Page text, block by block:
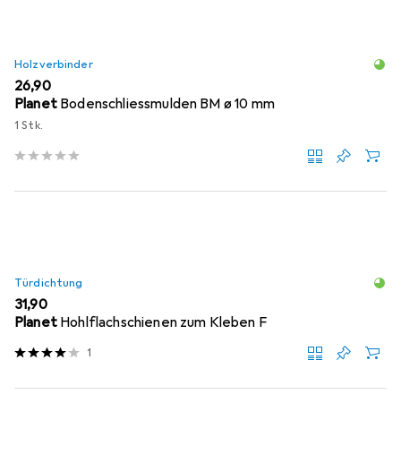
Holzverbinder
EUR
26,90
Planet Bodenschliessmulden BM ø 10 mm
1 Stk.
Türdichtung
EUR
31,90
Planet Hohlflachschienen zum Kleben F
1